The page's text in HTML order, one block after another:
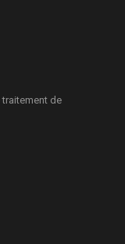
traitement de